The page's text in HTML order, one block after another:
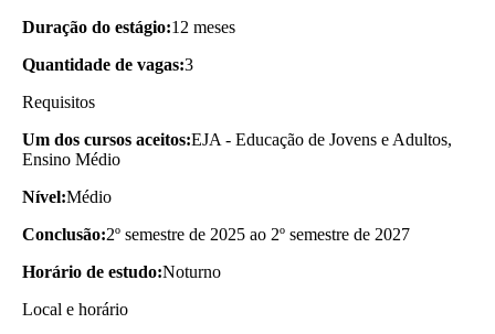
Duração do estágio:12 meses
Quantidade de vagas:3
Requisitos
Um dos cursos aceitos:EJA - Educação de Jovens e Adultos,
Ensino Médio
Nível:Médio
Conclusão:2º semestre de 2025 ao 2º semestre de 2027
Horário de estudo:Noturno
Local e horário